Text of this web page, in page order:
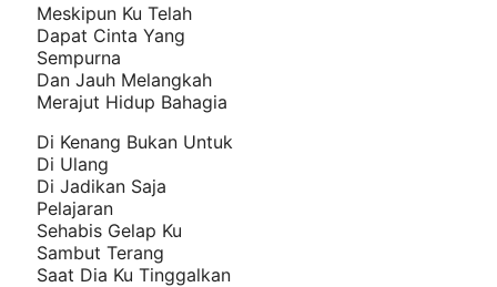
Meskipun Ku Telah
Dapat Cinta Yang
Sempurna
Dan Jauh Melangkah
Merajut Hidup Bahagia
Di Kenang Bukan Untuk
Di Ulang
Di Jadikan Saja
Pelajaran
Sehabis Gelap Ku
Sambut Terang
Saat Dia Ku Tinggalkan